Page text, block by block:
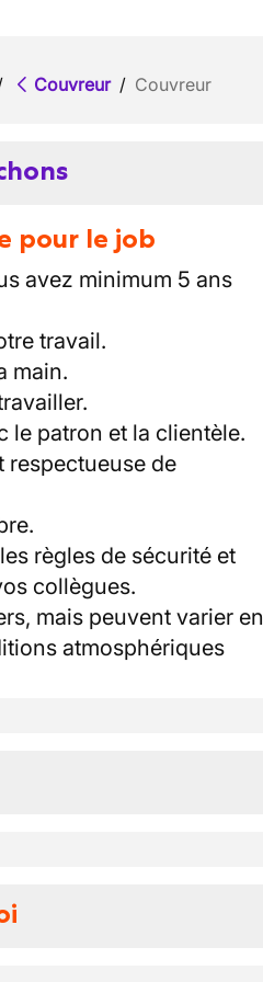
Couvreur / Couvreur
pour le job
avez minimum 5 ans
travail.
main.
le patron et la clientèle.
respectueuse de
règles de sécurité et
collègues.
mais peuvent varier en
atmosphériques
chacun ayant ses